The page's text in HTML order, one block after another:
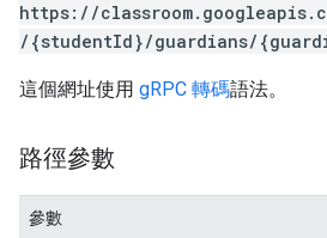
https://
/{studentId}/guardians/
這個網址使用 gRPC 轉碼語法。
路徑參數
參數